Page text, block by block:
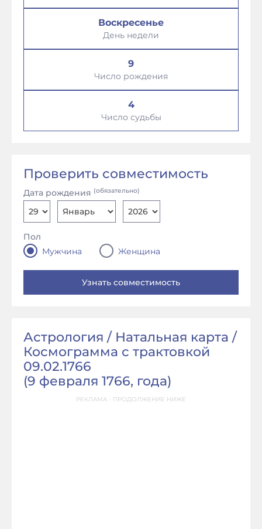
Воскресенье
День недели
9
Число рождения
4
Число судьбы
Проверить совместимость
Дата рождения (обязательно)
Пол
Мужчина
Женщина
Астрология / Натальная карта /
Космограмма с трактовкой
09.02.1766
(9 февраля 1766, года)
РЕКЛАМА - ПРОДОЛЖЕНИЕ НИЖЕ